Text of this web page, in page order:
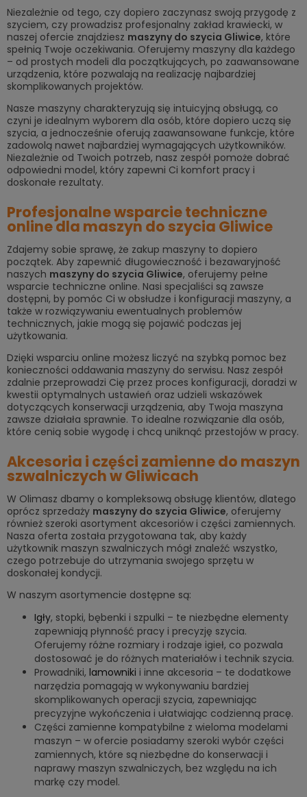
Niezależnie od tego, czy dopiero zaczynasz swoją przygodę z
szyciem, czy prowadzisz profesjonalny zakład krawiecki, w
naszej ofercie znajdziesz maszyny do szycia Gliwice, które
spełnią Twoje oczekiwania. Oferujemy maszyny dla każdego
– od prostych modeli dla początkujących, po zaawansowane
urządzenia, które pozwalają na realizację najbardziej
skomplikowanych projektów.
Nasze maszyny charakteryzują się intuicyjną obsługą, co
czyni je idealnym wyborem dla osób, które dopiero uczą się
szycia, a jednocześnie oferują zaawansowane funkcje, które
zadowolą nawet najbardziej wymagających użytkowników.
Niezależnie od Twoich potrzeb, nasz zespół pomoże dobrać
odpowiedni model, który zapewni Ci komfort pracy i
doskonałe rezultaty.
Profesjonalne wsparcie techniczne
online dla maszyn do szycia Gliwice
Zdajemy sobie sprawę, że zakup maszyny to dopiero
początek. Aby zapewnić długowieczność i bezawaryjność
naszych maszyny do szycia Gliwice, oferujemy pełne
wsparcie techniczne online. Nasi specjaliści są zawsze
dostępni, by pomóc Ci w obsłudze i konfiguracji maszyny, a
także w rozwiązywaniu ewentualnych problemów
technicznych, jakie mogą się pojawić podczas jej
użytkowania.
Dzięki wsparciu online możesz liczyć na szybką pomoc bez
konieczności oddawania maszyny do serwisu. Nasz zespół
zdalnie przeprowadzi Cię przez proces konfiguracji, doradzi w
kwestii optymalnych ustawień oraz udzieli wskazówek
dotyczących konserwacji urządzenia, aby Twoja maszyna
zawsze działała sprawnie. To idealne rozwiązanie dla osób,
które cenią sobie wygodę i chcą uniknąć przestojów w pracy.
Akcesoria i części zamienne do maszyn
szwalniczych w Gliwicach
W Olimasz dbamy o kompleksową obsługę klientów, dlatego
oprócz sprzedaży maszyny do szycia Gliwice, oferujemy
również szeroki asortyment akcesoriów i części zamiennych.
Nasza oferta została przygotowana tak, aby każdy
użytkownik maszyn szwalniczych mógł znaleźć wszystko,
czego potrzebuje do utrzymania swojego sprzętu w
doskonałej kondycji.
W naszym asortymencie dostępne są:
Igły, stopki, bębenki i szpulki – te niezbędne elementy
zapewniają płynność pracy i precyzję szycia.
Oferujemy różne rozmiary i rodzaje igieł, co pozwala
dostosować je do różnych materiałów i technik szycia.
Prowadniki, lamowniki i inne akcesoria – te dodatkowe
narzędzia pomagają w wykonywaniu bardziej
skomplikowanych operacji szycia, zapewniając
precyzyjne wykończenia i ułatwiając codzienną pracę.
Części zamienne kompatybilne z wieloma modelami
maszyn – w ofercie posiadamy szeroki wybór części
zamiennych, które są niezbędne do konserwacji i
naprawy maszyn szwalniczych, bez względu na ich
markę czy model.